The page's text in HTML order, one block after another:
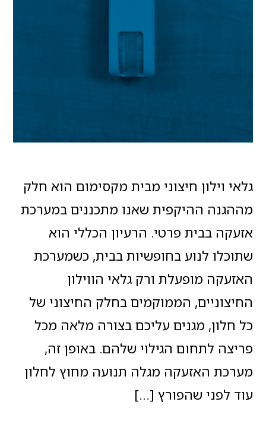
גלאי וילון חיצוני מבית מקסימום הוא חלק
מההגנה ההיקפית שאנו מתכננים במערכת
אזעקה בבית פרטי. הרעיון הכללי הוא
שתוכלו לנוע בחופשיות בבית, כשמערכת
האזעקה מופעלת ורק גלאי הווילון
החיצוניים, הממוקמים בחלק החיצוני של
כל חלון, מגנים עליכם בצורה מלאה מכל
פריצה לתחום הגילוי שלהם. באופן זה,
מערכת האזעקה מגלה תנועה מחוץ לחלון
עוד לפני שהפורץ […]